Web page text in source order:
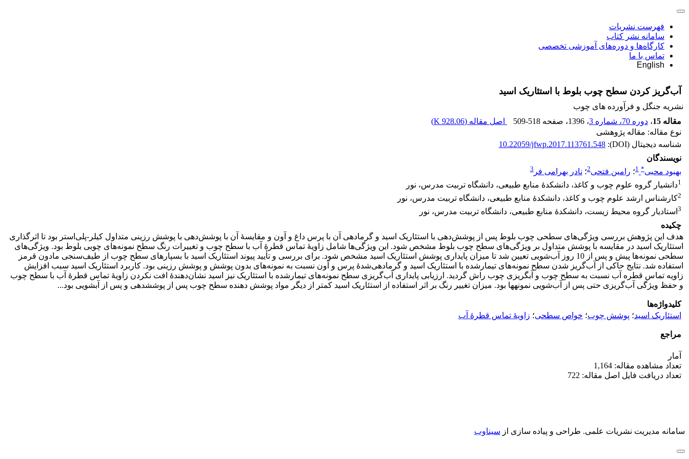
فهرست نشریات
سامانه نشر کتاب
کارگاه‌ها و دوره‌های آموزشی تخصصی
تماس با ما
English
آب‌گریز کردن سطح چوب بلوط با استئاریک اسید
نشریه جنگل و فرآورده های چوب
مقاله 15
، دوره 70، شماره 3 ، 1396 ، صفحه 509-518 اصل مقاله (928.06 K
)
نوع مقاله: مقاله پژوهشی
شناسه دیجیتال (DOI):
10.22059/jfwp.2017.113761.548
نویسندگان
بهبود محبی*
1؛ رامین فتحی2؛ نادر بهرامی فر 3
1دانشیار گروه علوم چوب و کاغذ، دانشکدۀ منابع طبیعی، دانشگاه تربیت مدرس، نور
2کارشناس ارشد علوم چوب و کاغذ، دانشکدۀ منابع طبیعی، دانشگاه تربیت مدرس، نور
3 استادیار گروه محیط زیست، دانشکدۀ منابع طبیعی، دانشگاه تربیت مدرس، نور
چکیده
هدف این پژوهش بررسی ویژگی‌های سطحی چوب بلوط پس از پوشش‌دهی با استئاریک اسید و گرمادهی آن با پرس داغ و آون و مقایسۀ آن با پوشش‌دهی با پوشش رزینی متداول کیلر-پلی‌استر بود تا اثرگذاری
استئاریک اسید در مقایسه با پوشش متداول بر ویژگی‌های سطح چوب بلوط مشخص شود. این ویژگی‌ها شامل زاویۀ تماس قطرۀ آب با سطح چوب و تغییرات رنگ سطح نمونه‌های چوبی بلوط بود. ویژگی‌های
سطحی نمونه‌ها پیش و پس از 10 روز آب‌شویی تعیین شد تا میزان پایداری پوشش استئاریک اسید مشخص شود. برای بررسی و تأیید پیوند استئاریک اسید با بسپارهای سطح چوب از طیف‌سنجی مادون قرمز
استفاده شد. نتایج حاکی از آب‌گریز شدن سطح نمونه‌های تیمارشده با استئاریک اسید و گرمادهی‌شدۀ پرس و آون نسبت به نمونه‌های بدون پوشش و پوشش رزینی بود. کاربرد استئاریک اسید سبب افزایش
زاویه تماس قطره آب نسبت به سطح چوب و آب­گریزی چوب راش گردید. ارزیابی پایداری آب‌گریزی سطح نمونه‌های تیمارشده با استئاریک نیز اسید نشان‌دهندۀ افت نکردن زاویۀ تماس قطرۀ آب با سطح چوب
و حفظ ویژگی آب‌گریزی حتی پس از آب‌شویی نمونه­ها بود. میزان تغییر رنگ بر اثر استفاده از استئاریک اسید کم­تر از دیگر مواد پوشش دهنده سطح چوب پس از پوشش­دهی و پس از آب­شویی بود...
کلیدواژه‌ها
استئاریک اسید؛ پوشش چوب؛ خواص سطحی؛ زاویۀ تماس قطرۀ آب
مراجع
آمار
تعداد مشاهده مقاله: 1,164
تعداد دریافت فایل اصل مقاله: 722
سامانه مدیریت نشریات علمی. طراحی و پیاده سازی از سیناوب